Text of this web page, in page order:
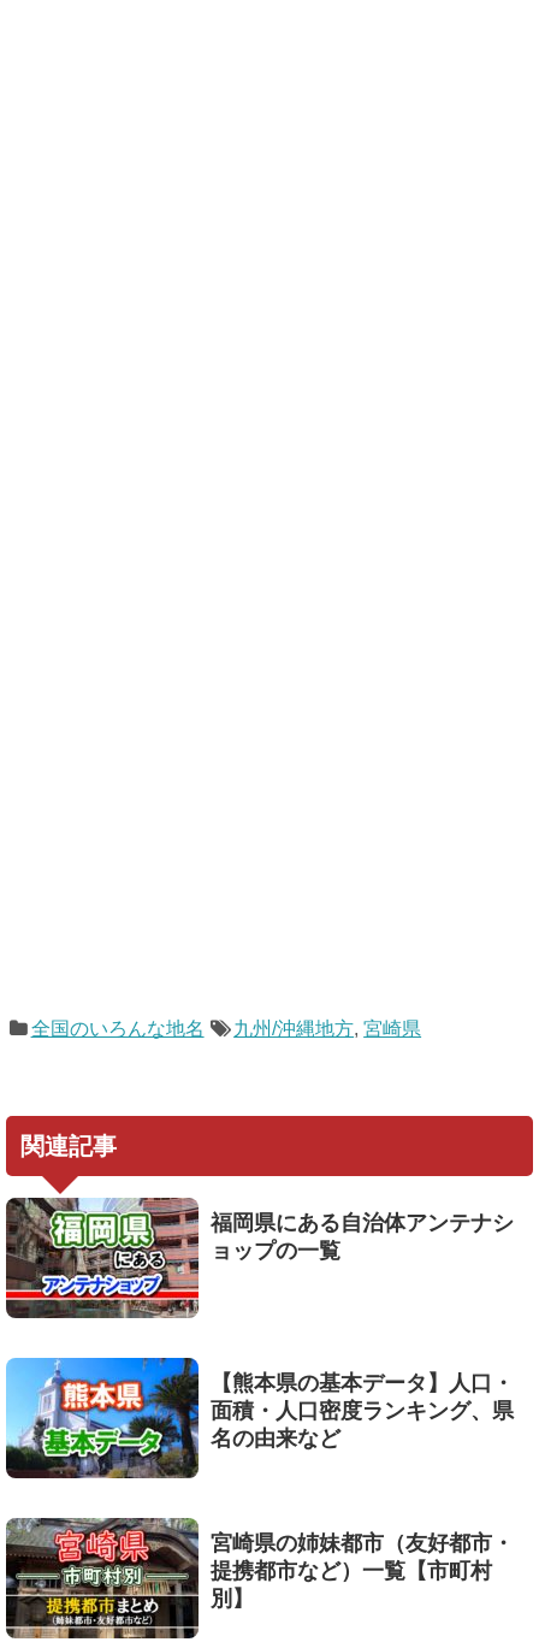
全国のいろんな地名 九州/沖縄地方,宮崎県
関連記事
福岡県にある自治体アンテナシ
ョップの一覧
【熊本県の基本データ】人口・
面積・人口密度ランキング、県
名の由来など
宮崎県の姉妹都市（友好都市・
提携都市など）一覧【市町村
別】